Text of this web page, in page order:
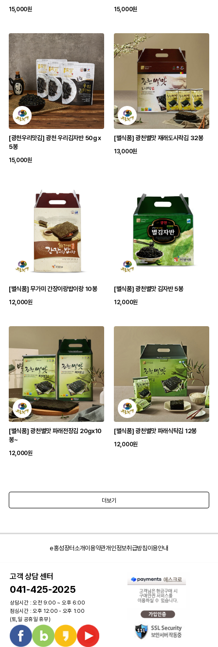
15,000원 15,000원
[광천우리맛김] 광천 우리김자반 50g x
5봉
15,000원
[별식품] 광천별맛 재래도시락김 32봉
13,000원
[별식품] 무가미 간장이랑밥이랑 10봉
12,000원
[별식품] 광천별맛 김자반 5봉
12,000원
[별식품] 광천별맛 파래전장김 20gx10
봉~
12,000원
[별식품] 광천별맛 파래식탁김 12봉
12,000원
더보기
e홍성장터소개이용약관개인정보취급방침이용안내
고객 상담 센터
041-425-2025
상담시간 : 오전 9:00 ~ 오후 6:00
점심시간 : 오후 12:00 - 오후 1:00
(토,일 공휴일 휴무)